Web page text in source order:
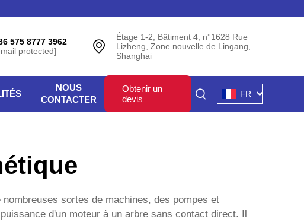
575 8777 3962
protected]
Étage 1-2, Bâtiment 4, n°1628 Rue
Lizheng, Zone nouvelle de Lingang,
Shanghai
NOUS
CONTACTER
Obtenir un
devis
FR
sortes de machines, des pompes et
d'un moteur à un arbre sans contact direct. Il